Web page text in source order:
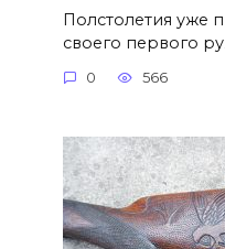
Полстолетия уже
своего первого
0 566